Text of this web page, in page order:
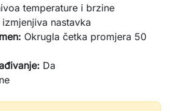
temperature i brzine
izmjenjiva nastavka
Okrugla četka promjera 50
Da